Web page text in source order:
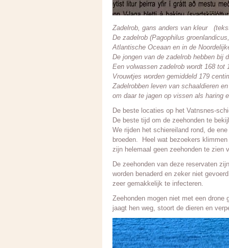
Zadelrob, gans anders van kleur
De zadelrob (Pagophilus
Atlantische Oceaan en in de
De jongen van de zadelrob hebben bij
Een volwassen zadelrob wordt 168 tot
Vrouwtjes worden gemiddeld 179
Zadelrobben leven van schaaldieren
om daar te jagen op vissen als haring
De beste locaties op het Vatnsnes-
De beste tijd om de zeehonden te
We rijden het schiereiland rond, de
broeden. Heel wat bezoekers
zijn helemaal geen zeehonden te zien
De zeehonden van deze reservaten
worden benaderd en zeker niet
zeer gemakkelijk te infecteren.
Zeehonden mogen niet met een
jaagt hen weg, stoort de dieren en